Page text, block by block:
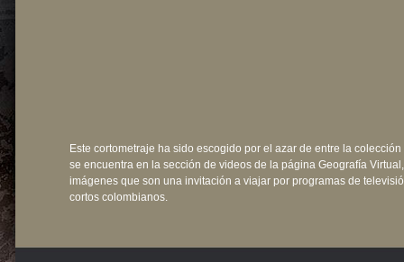
Este cortometraje ha sido escogido por el azar de entre la colección
se encuentra en la sección de videos de la página Geografía Virtual,
imágenes que son una invitación a viajar por programas de
cortos colombianos.